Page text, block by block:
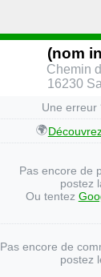
(nom
Chemin
16230
Une erreur
🌍
Pas encore de
postez
Ou tentez
Pas encore de
postez